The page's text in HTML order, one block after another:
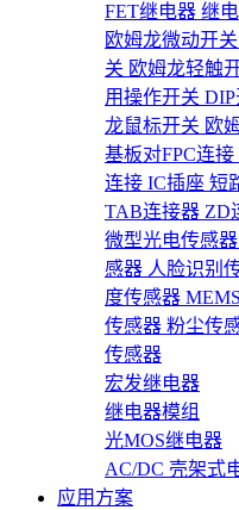
FET继电器 继
欧姆龙微动开关
关 欧姆龙轻触
用操作开关 DIP
龙鼠标开关 欧
基板对FPC连接
连接 IC插座 短
TAB连接器 ZD
微型光电传感器
感器 人脸识别
度传感器
传感器 粉尘传
传感器
宏发继电器
继电器模组
光MOS继电器
AC/DC 壳架式
应用方案